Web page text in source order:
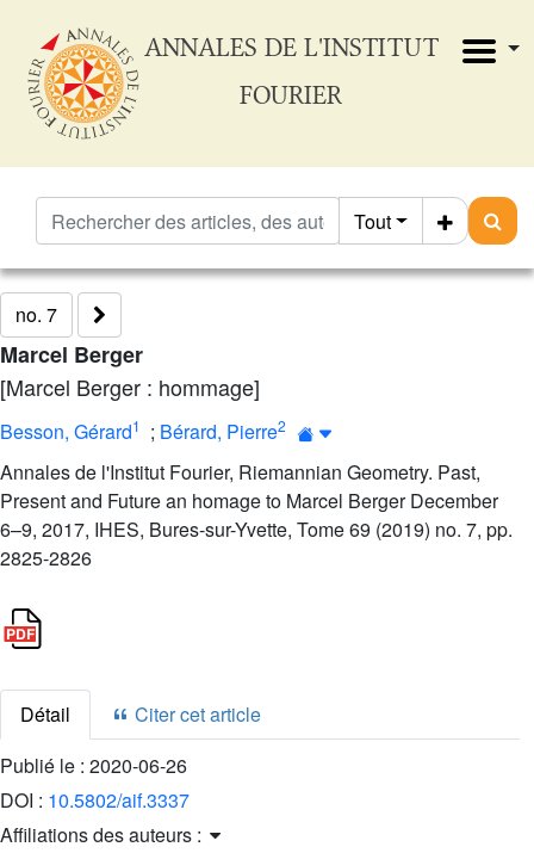
ANNALES DE L'INSTITUT
FOURIER
Tout
no. 7
Marcel Berger
[Marcel Berger : hommage]
Besson, Gérard1 ; Bérard, Pierre2
Annales de l'Institut Fourier, Riemannian Geometry. Past,
Present and Future an homage to Marcel Berger December
6–9, 2017, IHES, Bures-sur-Yvette, Tome 69 (2019) no. 7, pp.
2825-2826
Détail
Citer cet article
Publié le : 2020-06-26
DOI : 10.5802/aif.3337
Affiliations des auteurs :